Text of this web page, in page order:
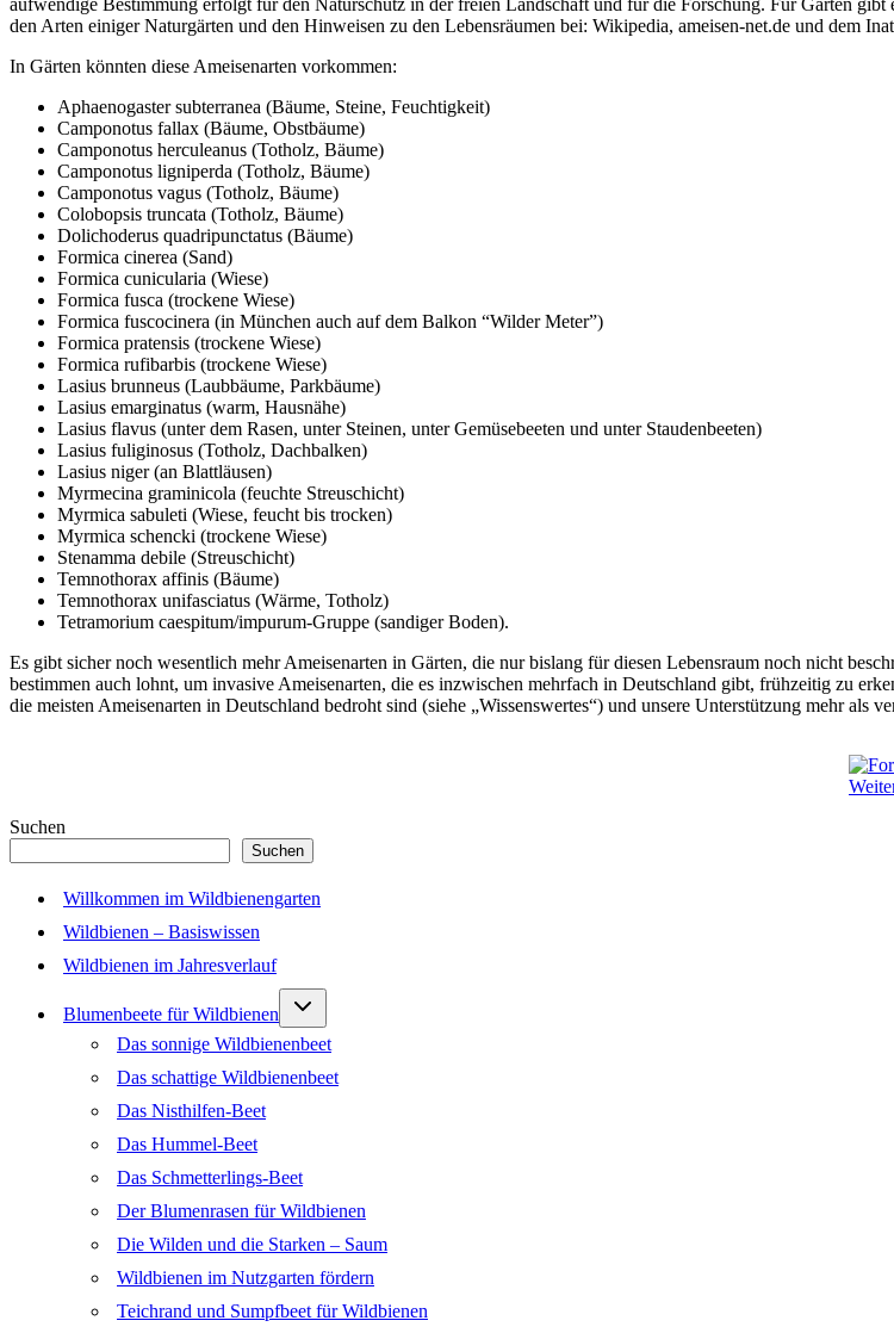
aufwendige Bestimmung erfolgt für den Naturschutz in der freien Landschaft und für die Forschung. Für Gärten
den Arten einiger Naturgärten und den Hinweisen zu den Lebensräumen bei: Wikipedia, ameisen-net.de und dem
In Gärten könnten diese Ameisenarten vorkommen:
Aphaenogaster subterranea (Bäume, Steine, Feuchtigkeit)
Camponotus fallax (Bäume, Obstbäume)
Camponotus herculeanus (Totholz, Bäume)
Camponotus ligniperda (Totholz, Bäume)
Camponotus vagus (Totholz, Bäume)
Colobopsis truncata (Totholz, Bäume)
Dolichoderus quadripunctatus (Bäume)
Formica cinerea (Sand)
Formica cunicularia (Wiese)
Formica fusca (trockene Wiese)
Formica fuscocinera (in München auch auf dem Balkon “Wilder Meter”)
Formica pratensis (trockene Wiese)
Formica rufibarbis (trockene Wiese)
Lasius brunneus (Laubbäume, Parkbäume)
Lasius emarginatus (warm, Hausnähe)
Lasius flavus (unter dem Rasen, unter Steinen, unter Gemüsebeeten und unter Staudenbeeten)
Lasius fuliginosus (Totholz, Dachbalken)
Lasius niger (an Blattläusen)
Myrmecina graminicola (feuchte Streuschicht)
Myrmica sabuleti (Wiese, feucht bis trocken)
Myrmica schencki (trockene Wiese)
Stenamma debile (Streuschicht)
Temnothorax affinis (Bäume)
Temnothorax unifasciatus (Wärme, Totholz)
Tetramorium caespitum/impurum-Gruppe (sandiger Boden).
Es gibt sicher noch wesentlich mehr Ameisenarten in Gärten, die nur bislang für diesen Lebensraum noch nicht
bestimmen auch lohnt, um invasive Ameisenarten, die es inzwischen mehrfach in Deutschland gibt, frühzeitig zu
die meisten Ameisenarten in Deutschland bedroht sind (siehe „Wissenswertes“) und unsere Unterstützung mehr als
Suchen
Suchen
Willkommen im Wildbienengarten
Wildbienen – Basiswissen
Wildbienen im Jahresverlauf
Blumenbeete für Wildbienen
Untermenü
Das sonnige Wildbienenbeet
Das schattige Wildbienenbeet
Das Nisthilfen-Beet
Das Hummel-Beet
Das Schmetterlings-Beet
Der Blumenrasen für Wildbienen
Die Wilden und die Starken – Saum
Wildbienen im Nutzgarten fördern
Teichrand und Sumpfbeet für Wildbienen